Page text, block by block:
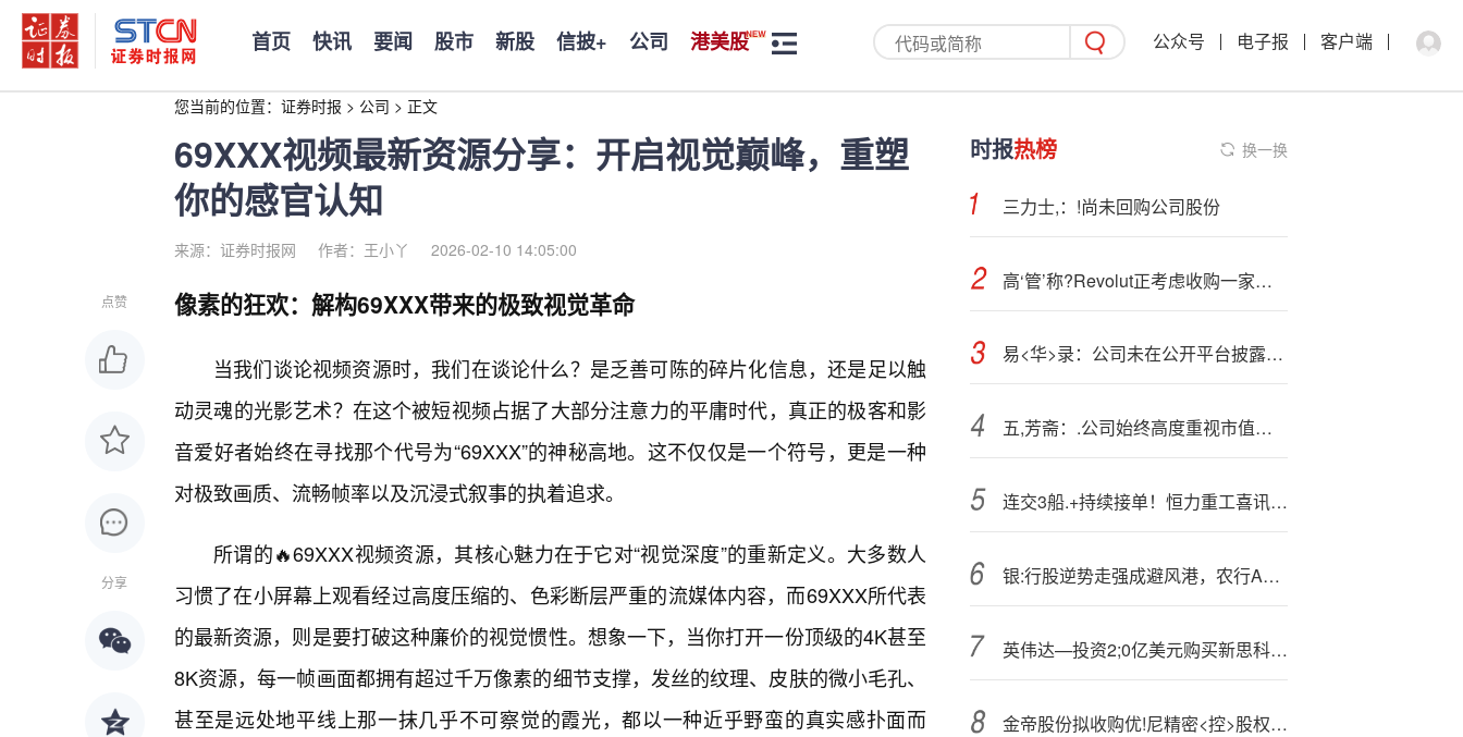
首页 快讯 要闻 股市 新股 信披+ 公司 港美股 公众号 电子报 客户端
您当前的位置： 证券时报 > 公司 > 正文
69XXX视频最新资源分享：开启视觉巅峰，重塑
你的感官认知
来源：证券时报网 作者：王小丫 2026-02-10 14:05:00
点赞
分享
像素的狂欢：解构69XXX带来的极致视觉革命
当我们谈论视频资源时，我们在谈论什么？是乏善可陈的碎片化信息，还是足以触
动灵魂的光影艺术？在这个被短视频占据了大部分注意力的平庸时代，真正的极客和影
音爱好者始终在寻找那个代号为“69XXX”的神秘高地。这不仅仅是一个符号，更是一种
对极致画质、流畅帧率以及沉浸式叙事的执着追求。
所谓的🔥69XXX视频资源，其核心魅力在于它对“视觉深度”的重新定义。大多数人
习惯了在小屏幕上观看经过高度压缩的、色彩断层严重的流媒体内容，而69XXX所代表
的最新资源，则是要打破这种廉价的视觉惯性。想象一下，当你打开一份顶级的4K甚至
8K资源，每一帧画面都拥有超过千万像素的细节支撑，发丝的纹理、皮肤的微小毛孔、
甚至是远处地平线上那一抹几乎不可察觉的霞光，都以一种近乎野蛮的真实感扑面而
时报热榜 换一换
三力士,：!尚未回购公司股份
高‘管’称?Revolut正考虑收购一家美国银行，推进全球扩张
易<华>录：公司未在公开平台披露数据要素业务相关订单量信息
五,芳斋：.公司始终高度重视市值管理
连交3船.+持续接单！恒力重工喜讯不断
银:行股逆势走强成避风港，农行A股大涨3.5%创新高
英伟达—投资2;0亿美元购买新思科技股票
金帝股份拟收购优!尼精密<控>股权 形成战略协同效应